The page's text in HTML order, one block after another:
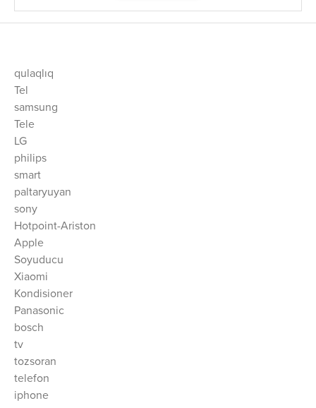
qulaqlıq
Tel
samsung
Tele
LG
philips
smart
paltaryuyan
sony
Hotpoint-Ariston
Apple
Soyuducu
Xiaomi
Kondisioner
Panasonic
bosch
tv
tozsoran
telefon
iphone